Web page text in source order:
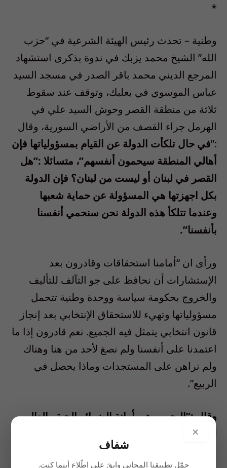
*
وطنية – تحدث رئيس الهيئة الشرعية في “حزب
الله” الشيخ محمد يزبك في ندوة بذكرى استشهاد
المرجع الديني محمد باقر الصدر في مسجد السيد
عباس الموسوي في بعلبك، وتوقف عند سقوط
ثلاثة من منطقة القصر وحوش السيد علي في
الهرمل جراء القصف من الأراضي السورية، وقال
:”في حال تلكأت الدولة عن القيام بمسؤولياتها فإن
أهالي المنطقة سيحمون أنفسهم”، متسائلا :”هل
القصر في لبنان أو ليست من لبنان؟ فإن الدولة
بكل اجهزتها هي المسؤولة عن حماية شعبها
وعندما تتلكأ هذه الدولة نحن سنحمي أنفسنا
بأنفسنا”.
ورأى ان “أمامنا استحقاقات وقادرون بعد
الإستشارات أن نحافظ على جو التآلف للتأليف
والخروج بحكومة سياسة ووحدة وطنية تتحمل
مسؤولياتها وتهيء للاستحقاق الإنتخابي بعد إنجاز
قانون انتخابي يتمثل فيه الجميع. نعم قادرون إذا ما
اعتمدنا على أنفسنا ولم نصغ لأحد من هنا وهناك
ولم نراهن على المستجدات وماذا يحصل في
الربيع”.
وقال :”البحرين هي أمانة الضمائر الحية والعالم
الذي يدعي حقوق الإنسان”.
×
شفاف
حمّل تطبيقنا المجاني وابقَ على اطّلاع أينما كنت.